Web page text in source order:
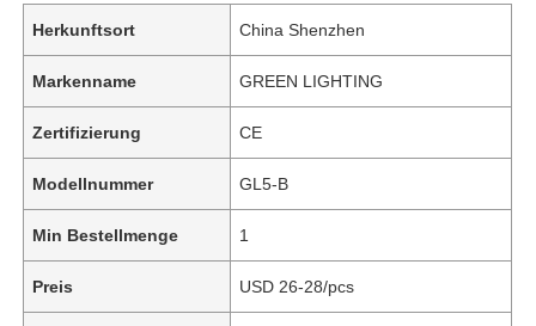
Herkunftsort China Shenzhen
Markenname GREEN LIGHTING
Zertifizierung CE
Modellnummer GL5-B
Min Bestellmenge 1
Preis USD 26-28/pcs